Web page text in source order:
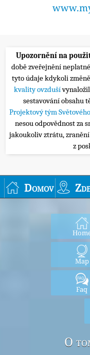
Upozornění na
době zveřejnění
tyto údaje kdykoli
kvality ovzduší
sestavování obsahu
Projektový tým
nesou odpovědnost za
jakoukoliv ztrátu,
z
Domov
Map
Faq
O